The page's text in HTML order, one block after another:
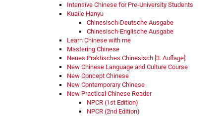
Intensive Chinese for Pre-University Students
Kuaile Hanyu
Chinesisch-Deutsche Ausgabe
Chinesisch-Englische Ausgabe
Learn Chinese with me
Mastering Chinese
Neues Praktisches Chinesisch [3. Auflage]
New Chinese Language and Culture Course
New Concept Chinese
New Contemporary Chinese
New Practical Chinese Reader
NPCR (1st Edition)
NPCR (2nd Edition)